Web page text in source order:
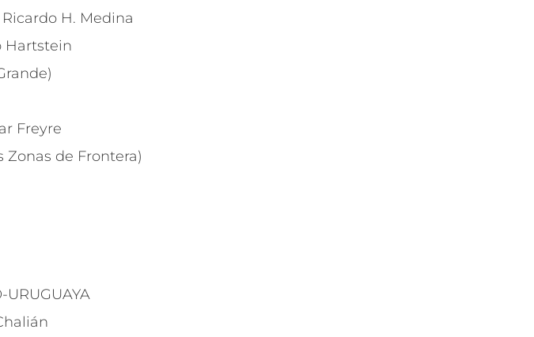
H. Medina
Hartstein
Freyre
Zonas de Frontera)
URUGUAYA